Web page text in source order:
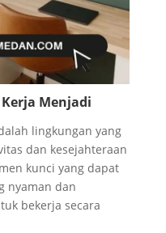
Menjadi
lingkungan yang
dan kesejahteraan
kunci yang dapat
nyaman dan
bekerja secara